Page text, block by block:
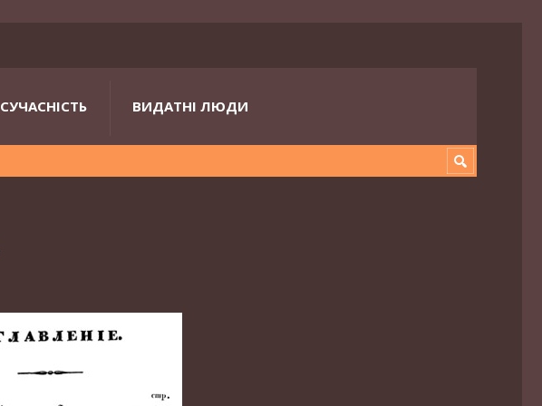
СУЧАСНІСТЬ ВИДАТНІ ЛЮДИ